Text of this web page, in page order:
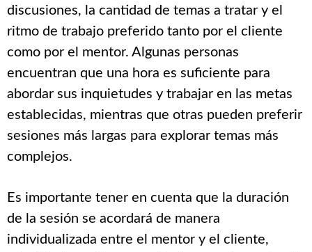
discusiones, la cantidad de temas a tratar y el
ritmo de trabajo preferido tanto por el cliente
como por el mentor. Algunas personas
encuentran que una hora es suficiente para
abordar sus inquietudes y trabajar en las metas
establecidas, mientras que otras pueden preferir
sesiones más largas para explorar temas más
complejos.
Es importante tener en cuenta que la duración
de la sesión se acordará de manera
individualizada entre el mentor y el cliente,